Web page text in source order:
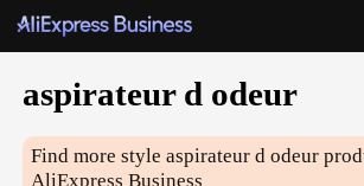
aspirateur d odeur
Find more styleaspirateur d odeur
AliExpress Business